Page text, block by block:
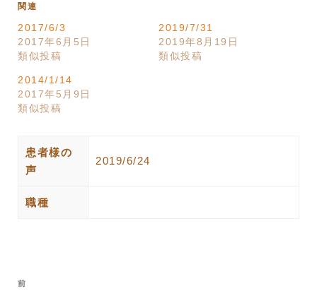
関連
2017/6/3
2017年6月5日
類似投稿
2019/7/31
2019年8月19日
類似投稿
2014/1/14
2017年5月9日
類似投稿
患者様の
声
2019/6/24
職種
投
過
前